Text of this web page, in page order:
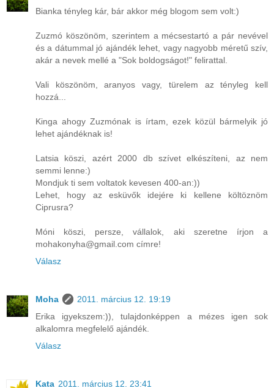
Bianka tényleg kár, bár akkor még blogom sem volt:)
Zuzmó köszönöm, szerintem a mécsestartó a pár nevével
és a dátummal jó ajándék lehet, vagy nagyobb méretű szív,
akár a nevek mellé a "Sok boldogságot!" felirattal.
Vali köszönöm, aranyos vagy, türelem az tényleg kell
hozzá...
Kinga ahogy Zuzmónak is írtam, ezek közül bármelyik jó
lehet ajándéknak is!
Latsia köszi, azért 2000 db szívet elkészíteni, az nem
semmi lenne:)
Mondjuk ti sem voltatok kevesen 400-an:))
Lehet, hogy az esküvők idejére ki kellene költöznöm
Ciprusra?
Móni köszi, persze, vállalok, aki szeretne írjon a
mohakonyha@gmail.com címre!
Válasz
Moha
2011. március 12. 19:19
Erika igyekszem:)), tulajdonképpen a mézes igen sok
alkalomra megfelelő ajándék.
Válasz
Kata 2011. március 12. 23:41